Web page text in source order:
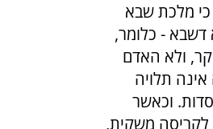
כי מלכת שבא
דשבא - כלומר,
ולא האדם
תלויה
וכאשר
לקריסה משקית,